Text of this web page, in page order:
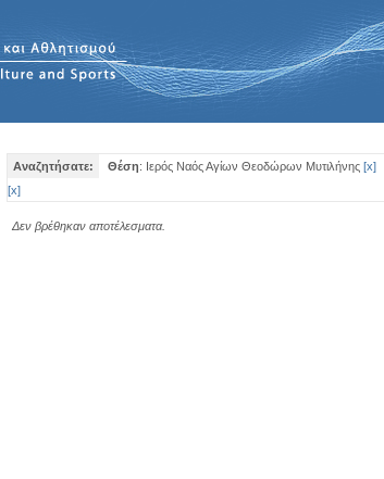
Αναζητήσατε: Θέση: Ιερός Ναός Αγίων Θεοδώρων Μυτιλήνης [x]
[x]
Δεν βρέθηκαν αποτέλεσματα.